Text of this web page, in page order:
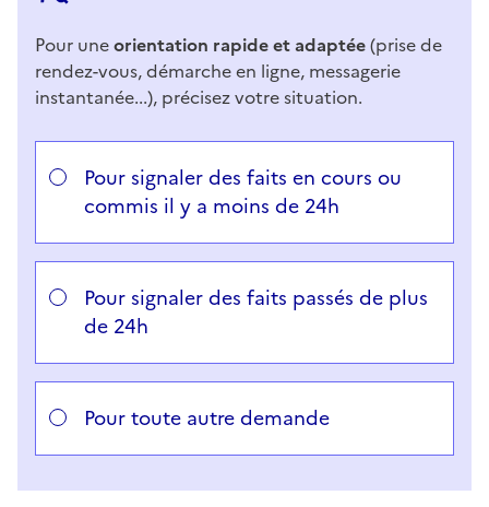
Pour uneorientation rapide et adaptée(prise de
rendez-vous, démarche en ligne, messagerie
instantanée...), précisez votre situation.
Répondez aux questions successives et les réponses
Vous avez choisi
Pour signaler des faits en cours ou
commis il y a moins de 24h
Pour signaler des faits passés de plus
de 24h
Pour toute autre demande